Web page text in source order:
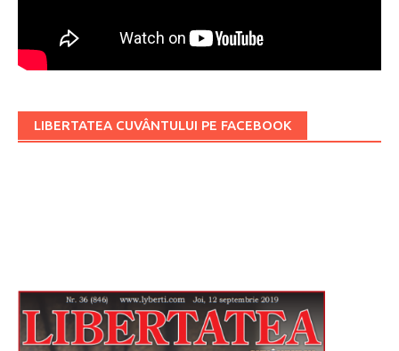
LIBERTATEA CUVÂNTULUI PE FACEBOOK